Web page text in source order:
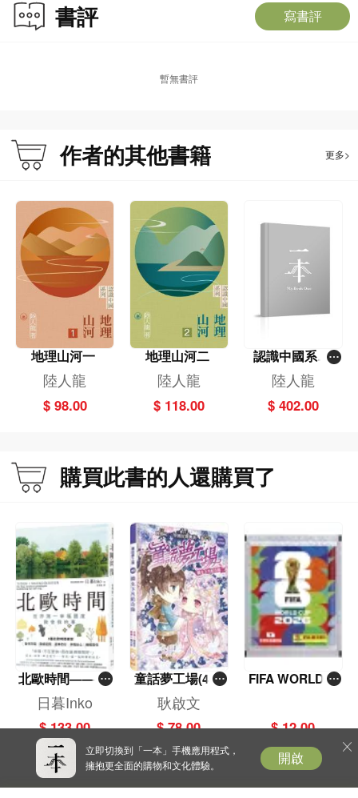
劉健宇
港特區政府教育局檢定教員及國際文憑組織（IBO）教學證，亦有參與《香港地
書評 寫書評
暫無書評
作者的其他書籍 更多>
地理山河一
陸人龍
$ 98.00
地理山河二
陸人龍
$ 118.00
認識中國系列
（1-4）（套
裝）
陸人龍
$ 402.00
購買此書的人還購買了
北歐時間——世
界第一幸福國度
教會我的事
日暮Inko
$ 133.00
童話夢工場(40)
——織女下凡結
奇緣
耿啟文
$ 78.00
FIFA WORLD C
包）
$ 12.00
立即切換到「一本」手機應用程式，
擁抱更全面的購物和文化體驗。
開啟